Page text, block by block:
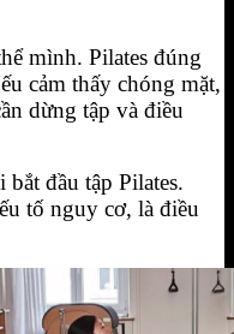
mình. Pilates đúng
cảm thấy chóng mặt,
dừng tập và điều
đầu tập Pilates.
tố nguy cơ, là điều